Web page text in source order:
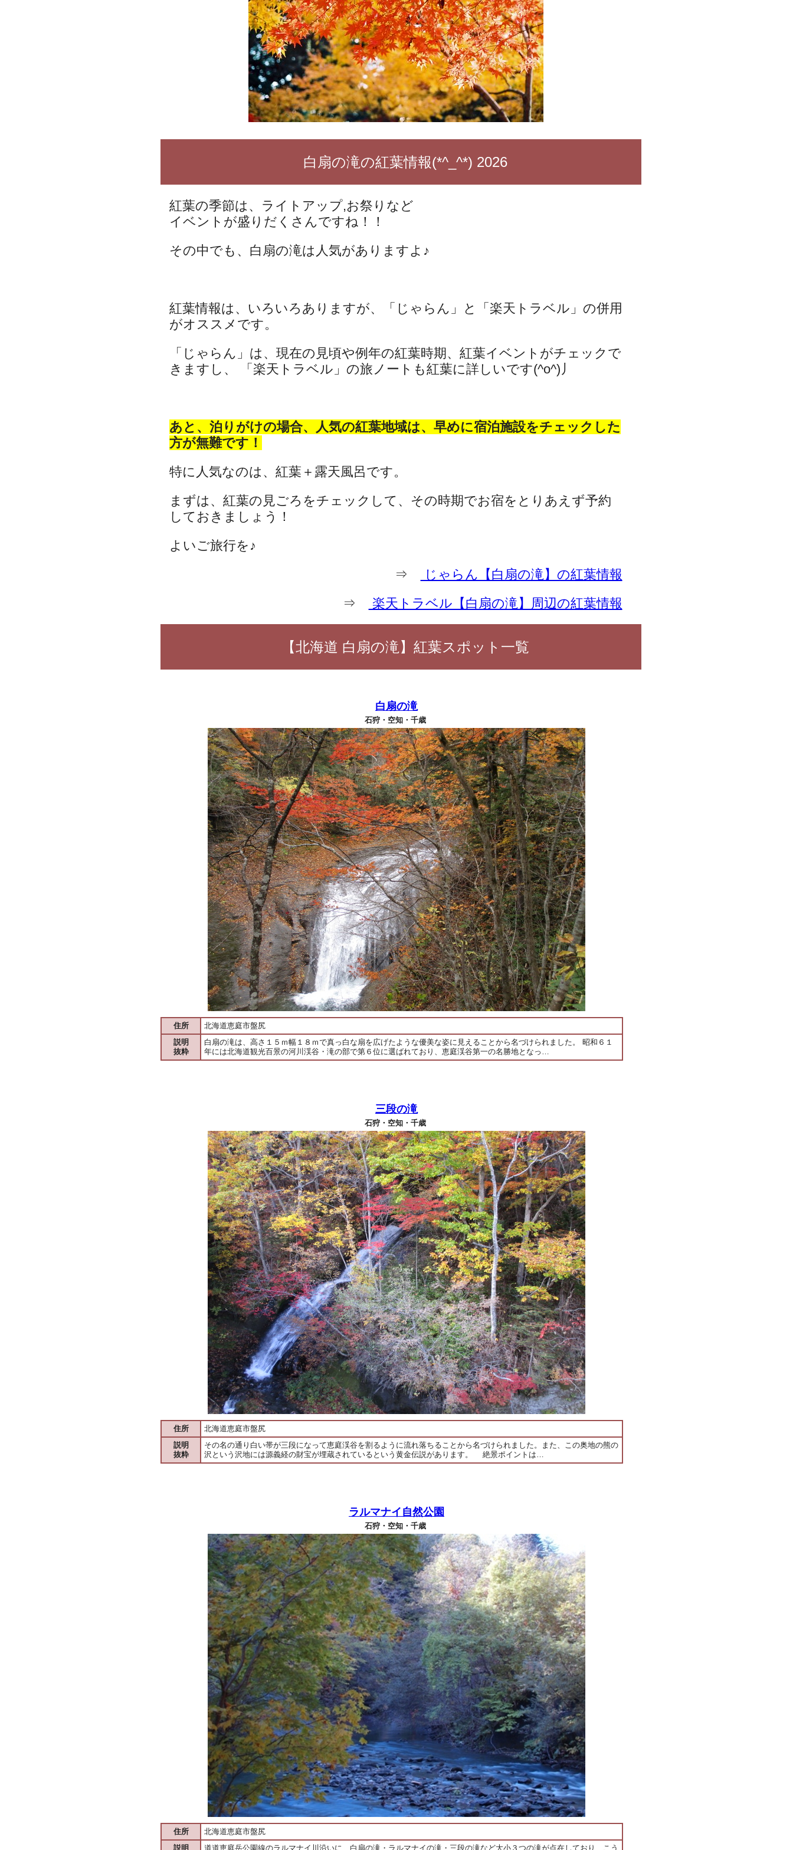
白扇の滝の紅葉情報(*^_^*) 2026
紅葉の季節は、ライトアップ,お祭りなど
イベントが盛りだくさんですね！！
その中でも、白扇の滝は人気がありますよ♪
紅葉情報は、いろいろありますが、「じゃらん」と「楽天トラベル」の併用
がオススメです。
「じゃらん」は、現在の見頃や例年の紅葉時期、紅葉イベントがチェックで
きますし、 「楽天トラベル」の旅ノートも紅葉に詳しいです(^o^)丿
あと、泊りがけの場合、人気の紅葉地域は、早めに宿泊施設をチェックした
方が無難です！
特に人気なのは、紅葉＋露天風呂です。
まずは、紅葉の見ごろをチェックして、その時期でお宿をとりあえず予約
しておきましょう！
よいご旅行を♪
⇒
じゃらん【白扇の滝】の紅葉情報
⇒
楽天トラベル【白扇の滝】周辺の紅葉情報
【北海道 白扇の滝】紅葉スポット一覧
白扇の滝
石狩・空知・千歳
住所
北海道恵庭市盤尻
説明
抜粋
白扇の滝は、高さ１５ｍ幅１８ｍで真っ白な扇を広げたような優美な姿に見えることから名づけられました。 昭和６１
年には北海道観光百景の河川渓谷・滝の部で第６位に選ばれており、恵庭渓谷第一の名勝地となっ…
三段の滝
石狩・空知・千歳
住所
北海道恵庭市盤尻
説明
抜粋
その名の通り白い帯が三段になって恵庭渓谷を割るように流れ落ちることから名づけられました。また、この奥地の熊の
沢という沢地には源義経の財宝が埋蔵されているという黄金伝説があります。 絶景ポイントは…
ラルマナイ自然公園
石狩・空知・千歳
住所
北海道恵庭市盤尻
説明
道道恵庭岳公園線のラルマナイ川沿いに、白扇の滝・ラルマナイの滝・三段の滝など大小３つの滝が点在しており、こう